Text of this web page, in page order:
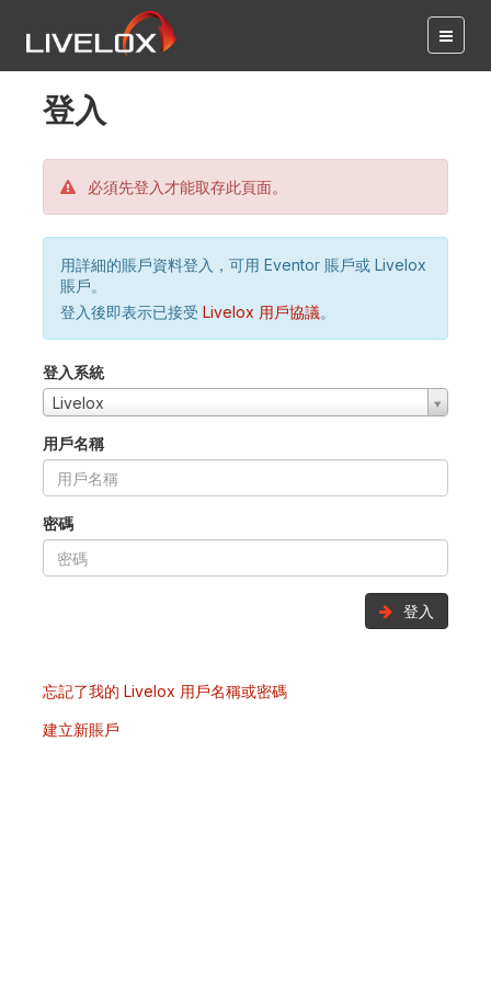
登入
必須先登入才能取存此頁面。
用詳細的賬戶資料登入，可用 Eventor 賬戶或 Livelox
賬戶。
登入後即表示已接受 Livelox 用戶協議。
登入系統
Livelox
用戶名稱
密碼
登入
忘記了我的 Livelox 用戶名稱或密碼
建立新賬戶